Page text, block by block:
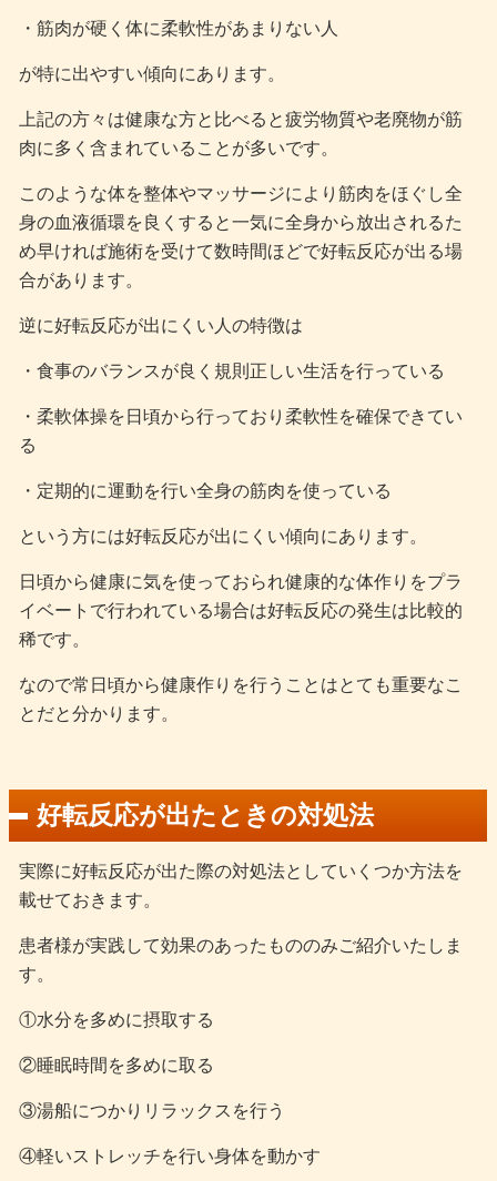
・筋肉が硬く体に柔軟性があまりない人
が特に出やすい傾向にあります。
上記の方々は健康な方と比べると疲労物質や老廃物が筋
肉に多く含まれていることが多いです。
このような体を整体やマッサージにより筋肉をほぐし全
身の血液循環を良くすると一気に全身から放出されるた
め早ければ施術を受けて数時間ほどで好転反応が出る場
合があります。
逆に好転反応が出にくい人の特徴は
・食事のバランスが良く規則正しい生活を行っている
・柔軟体操を日頃から行っており柔軟性を確保できてい
る
・定期的に運動を行い全身の筋肉を使っている
という方には好転反応が出にくい傾向にあります。
日頃から健康に気を使っておられ健康的な体作りをプラ
イベートで行われている場合は好転反応の発生は比較的
稀です。
なので常日頃から健康作りを行うことはとても重要なこ
とだと分かります。
好転反応が出たときの対処法
実際に好転反応が出た際の対処法としていくつか方法を
載せておきます。
患者様が実践して効果のあったもののみご紹介いたしま
す。
①水分を多めに摂取する
②睡眠時間を多めに取る
③湯船につかりリラックスを行う
④軽いストレッチを行い身体を動かす